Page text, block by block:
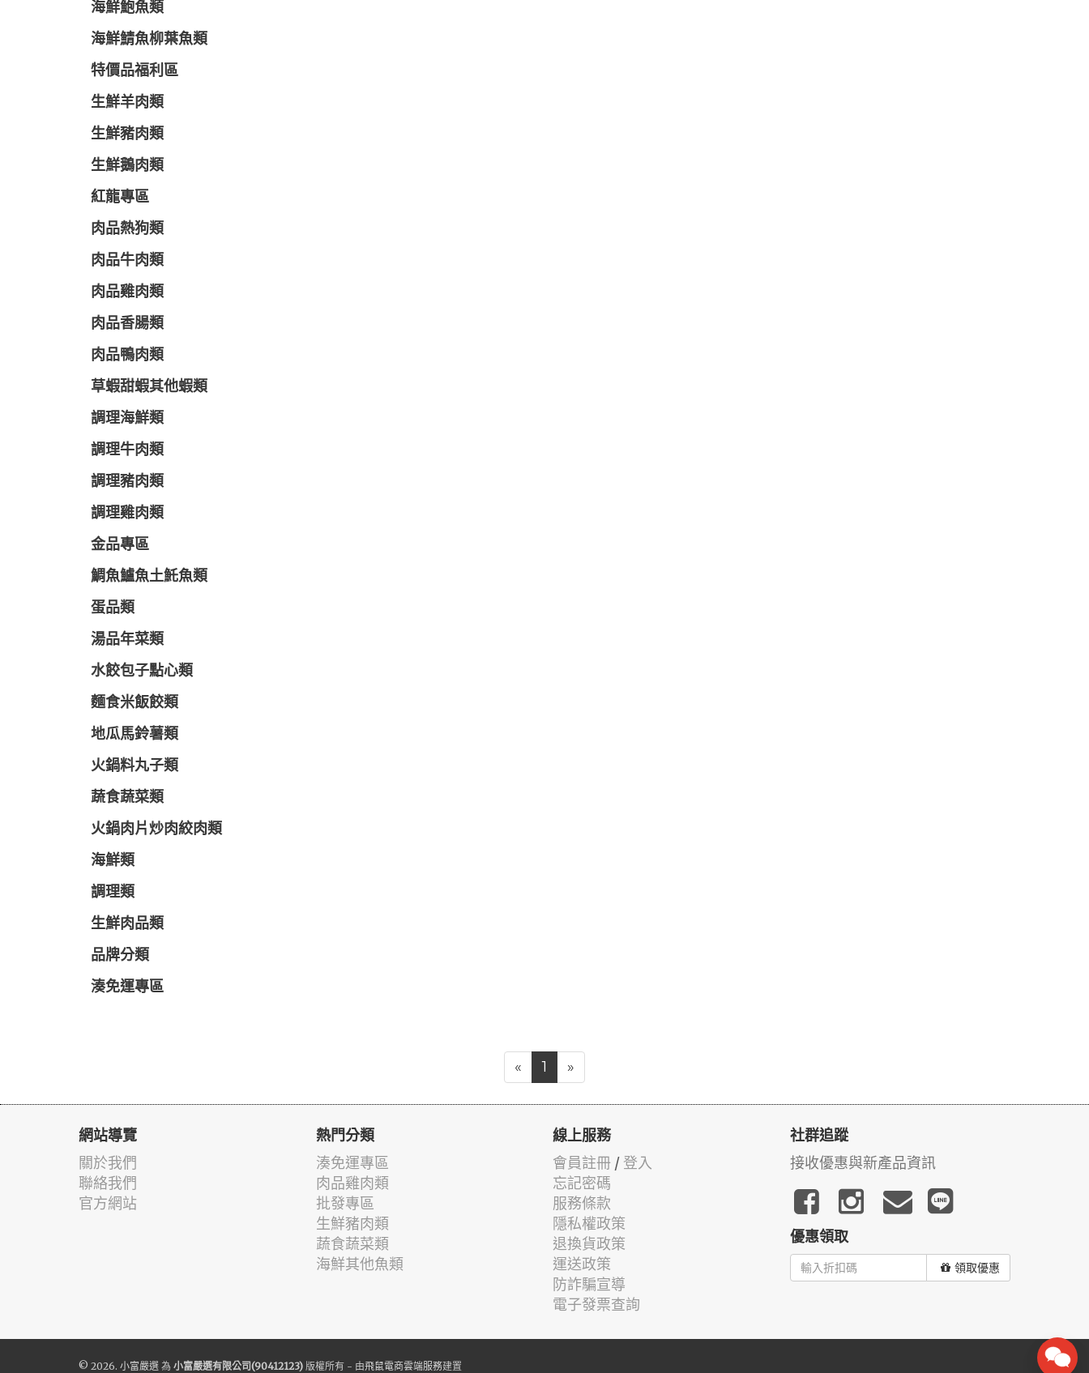
海鮮鮑魚類
海鮮鯖魚柳葉魚類
特價品福利區
生鮮羊肉類
生鮮豬肉類
生鮮鵝肉類
紅龍專區
肉品熱狗類
肉品牛肉類
肉品雞肉類
肉品香腸類
肉品鴨肉類
草蝦甜蝦其他蝦類
調理海鮮類
調理牛肉類
調理豬肉類
調理雞肉類
金品專區
鯛魚鱸魚土魠魚類
蛋品類
湯品年菜類
水餃包子點心類
麵食米飯餃類
地瓜馬鈴薯類
火鍋料丸子類
蔬食蔬菜類
火鍋肉片炒肉絞肉類
海鮮類
調理類
生鮮肉品類
品牌分類
湊免運專區
« 1 »
網站導覽
關於我們
聯絡我們
官方網站
熱門分類
湊免運專區
肉品雞肉類
批發專區
生鮮豬肉類
蔬食蔬菜類
海鮮其他魚類
線上服務
會員註冊 / 登入
忘記密碼
服務條款
隱私權政策
退換貨政策
運送政策
防詐騙宣導
電子發票查詢
社群追蹤
接收優惠與新產品資訊
優惠領取
領取優惠
© 2026. 小富嚴選 為 小富嚴選有限公司(90412123) 版權所有 - 由飛鼠電商雲端服務建置